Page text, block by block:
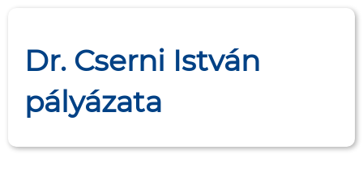
Dr. Cserni István
pályázata